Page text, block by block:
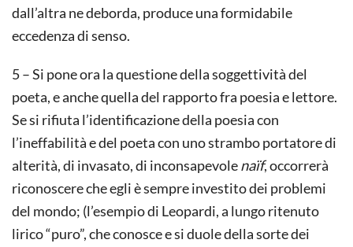
dall’altra ne deborda, produce una formidabile
eccedenza di senso.
5 – Si pone ora la questione della soggettività del
poeta, e anche quella del rapporto fra poesia e lettore.
Se si rifiuta l’identificazione della poesia con
l’ineffabilità e del poeta con uno strambo portatore di
alterità, di invasato, di inconsapevolenaïf, occorrerà
riconoscere che egli è sempre investito dei problemi
del mondo; (l’esempio di Leopardi, a lungo ritenuto
lirico “puro”, che conosce e si duole della sorte dei